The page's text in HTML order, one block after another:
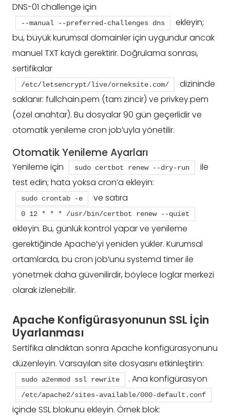
DNS-01 challenge için
--manual --preferred-challenges dns
ekleyin;
bu, büyük kurumsal domainler için uygundur ancak
manuel TXT kaydı gerektirir. Doğrulama sonrası,
sertifikalar
/etc/letsencrypt/live/orneksite.com/
dizininde
saklanır: fullchain.pem (tam zincir) ve privkey.pem
(özel anahtar). Bu dosyalar 90 gün geçerlidir ve
otomatik yenileme cron job’uyla yönetilir.
Otomatik Yenileme Ayarları
Yenileme için sudo certbot renew --dry-run
ile
test edin; hata yoksa cron’a ekleyin:
sudo crontab -e ve satıra
0 12 * * * /usr/bin/certbot renew --quiet
ekleyin. Bu, günlük kontrol yapar ve yenileme
gerektiğinde Apache’yi yeniden yükler. Kurumsal
ortamlarda, bu cron job’unu systemd timer ile
yönetmek daha güvenilirdir, böylece loglar merkezi
olarak izlenebilir.
Apache Konfigürasyonunun SSL İçin
Uyarlanması
Sertifika alındıktan sonra Apache konfigürasyonunu
düzenleyin. Varsayılan site dosyasını etkinleştirin:
sudo a2enmod ssl rewrite . Ana konfigürasyon
/etc/apache2/sites-available/000-default.conf
içinde SSL blokunu ekleyin. Örnek blok: